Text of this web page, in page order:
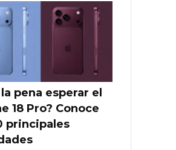
la pena esperar el
18 Pro? Conoce
principales